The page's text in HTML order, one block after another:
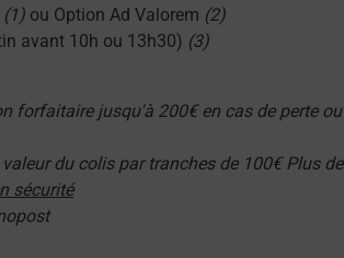
(1) ou Option Ad Valorem (2)
avant 10h ou 13h30) (3)
forfaitaire jusqu'à 200€ en cas de perte ou
du colis par tranches de 100€ Plus de
sécurité